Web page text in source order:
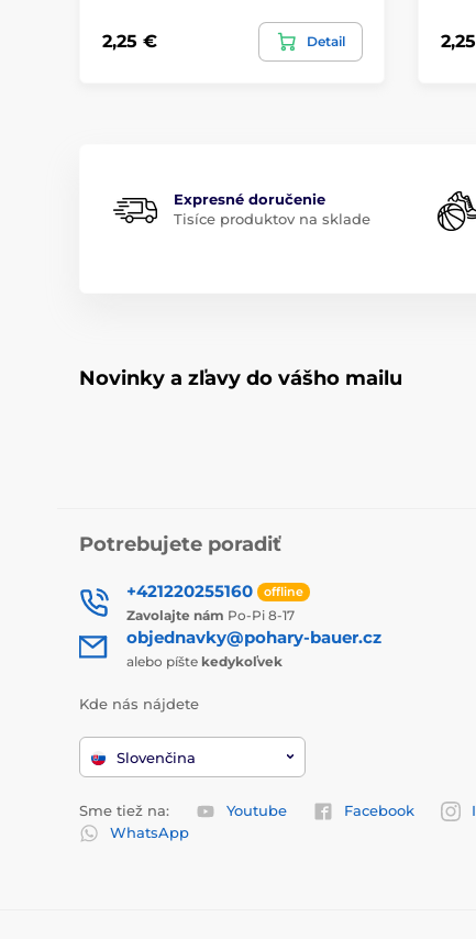
2,25 € Detail
Expresné doručenie
Tisíce produktov na sklade
Novinky a zľavy do vášho mailu
Potrebujete poradiť
+421220255160 offline
Zavolajte nám Po-Pi 8-17
objednavky@pohary-bauer.cz
alebo píšte kedykoľvek
Kde nás nájdete
Slovenčina
Sme tiež na: Youtube Facebook
WhatsApp